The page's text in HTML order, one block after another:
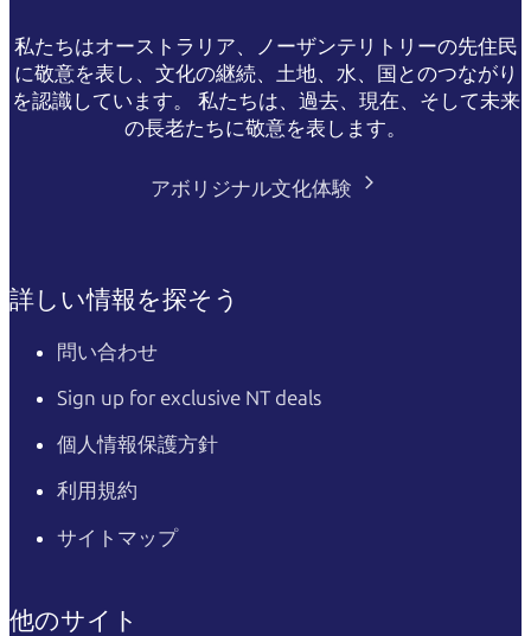
私たちはオーストラリア、ノーザンテリトリーの先住民
に敬意を表し、文化の継続、土地、水、国とのつながり
を認識しています。 私たちは、過去、現在、そして未来
の長老たちに敬意を表します。
アボリジナル文化体験
詳しい情報を探そう
問い合わせ
Sign up for exclusive NT deals
個人情報保護方針
利用規約
サイトマップ
他のサイト